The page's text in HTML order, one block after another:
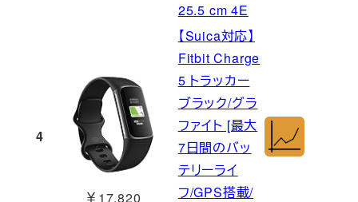
25.5 cm 4E
4
￥17,820
【Suica対応】
Fitbit Charge
5 トラッカー
ブラック/グラ
ファイト [最大
7日間のバッ
テリーライ
フ/GPS搭載/